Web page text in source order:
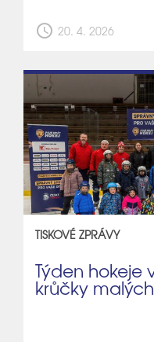
schedule 20. 4. 2026
TISKOVÉ ZPRÁVY
Týden hokeje
krůčky